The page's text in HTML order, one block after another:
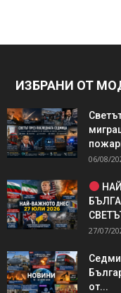
ИЗБРАНИ ОТ
06/08/
27/07/
от...